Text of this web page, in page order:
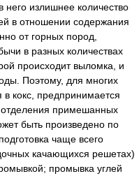
него излишнее количество
в отношении содержания
от горных пород,
в разных количествах
происходит выломка, и
Поэтому, для многих
кокс, предпринимается
примешанных
быть произведено по
чаще всего
качающихся решетах)
промывка углей